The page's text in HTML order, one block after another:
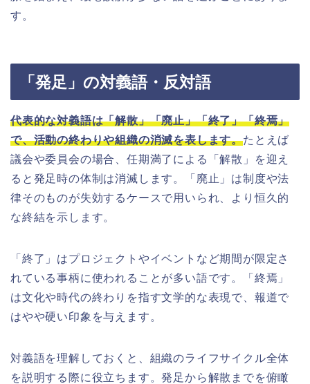
す。
「発足」の対義語・反対語
代表的な対義語は「解散」「廃止」「終了」「終焉」
で、活動の終わりや組織の消滅を表します。たとえば
議会や委員会の場合、任期満了による「解散」を迎え
ると発足時の体制は消滅します。「廃止」は制度や法
律そのものが失効するケースで用いられ、より恒久的
な終結を示します。
「終了」はプロジェクトやイベントなど期間が限定さ
れている事柄に使われることが多い語です。「終焉」
は文化や時代の終わりを指す文学的な表現で、報道で
はやや硬い印象を与えます。
対義語を理解しておくと、組織のライフサイクル全体
を説明する際に役立ちます。発足から解散までを俯瞰